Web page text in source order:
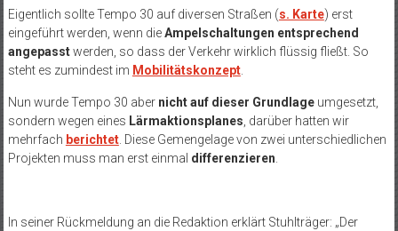
Eigentlich sollte Tempo 30 auf diversen Straßen (s. Karte) erst
eingeführt werden, wenn dieAmpelschaltungen entsprechend
angepasstwerden, so dass der Verkehr wirklich flüssig fließt. So
steht es zumindest im Mobilitätskonzept.
Nun wurde Tempo 30 aber nicht auf dieser Grundlageumgesetzt,
sondern wegen eines Lärmaktionsplanes , darüber hatten wir
mehrfach berichtet. Diese Gemengelage von zwei unterschiedlichen
Projekten muss man erst einmal differenzieren
In seiner Rückmeldung an die Redaktion erklärt Stuhlträger: „Der